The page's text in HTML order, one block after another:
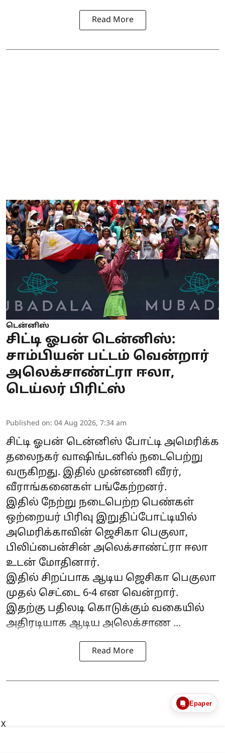
Read More
டென்னிஸ்
சிட்டி ஓபன் டென்னிஸ்:
சாம்பியன் பட்டம் வென்றார்
அலெக்சாண்ட்ரா ஈலா,
டெய்லர் பிரிட்ஸ்
Published on: 04 Aug 2026, 7:34 am
சிட்டி ஓபன் டென்னிஸ் போட்டி அமெரிக்க
தலைநகர் வாஷிங்டனில் நடைபெற்று
வருகிறது. இதில் முன்னணி வீரர்,
வீராங்கனைகள் பங்கேற்றனர்.
இதில் நேற்று நடைபெற்ற பெண்கள்
ஒற்றையர் பிரிவு இறுதிப்போட்டியில்
அமெரிக்காவின் ஜெசிகா பெகுலா,
பிலிப்பைன்சின் அலெக்சாண்ட்ரா ஈலா
உடன் மோதினார்.
இதில் சிறப்பாக ஆடிய ஜெசிகா பெகுலா
முதல் செட்டை 6-4 என வென்றார்.
இதற்கு பதிலடி கொடுக்கும் வகையில்
அதிரடியாக ஆடிய அலெக்சாண ...
Read More
Epaper
X